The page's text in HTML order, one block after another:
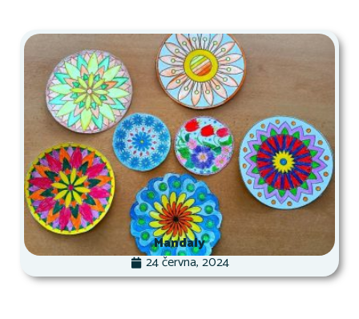
Mandaly
24 června, 2024